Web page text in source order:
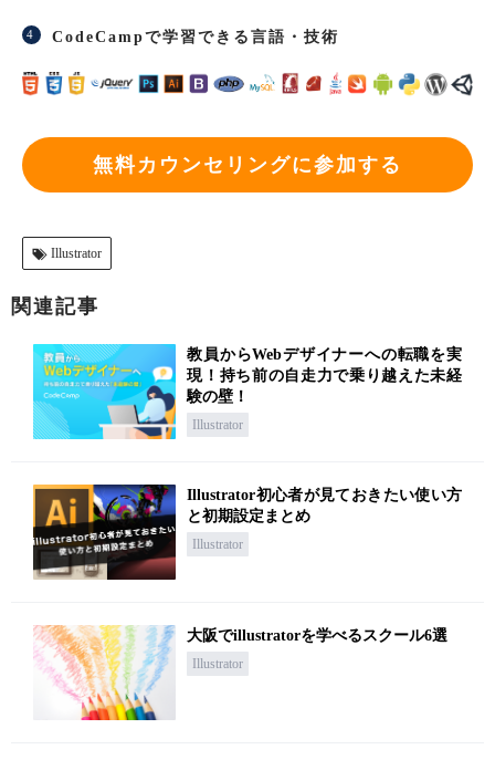
CodeCampで学習できる言語・技術
無料カウンセリングに参加する
Illustrator
関連記事
教員からWebデザイナーへの転職を実
現！持ち前の自走力で乗り越えた未経
験の壁！
Illustrator
Illustrator初心者が見ておきたい使い方
と初期設定まとめ
Illustrator
大阪でillustratorを学べるスクール6選
Illustrator